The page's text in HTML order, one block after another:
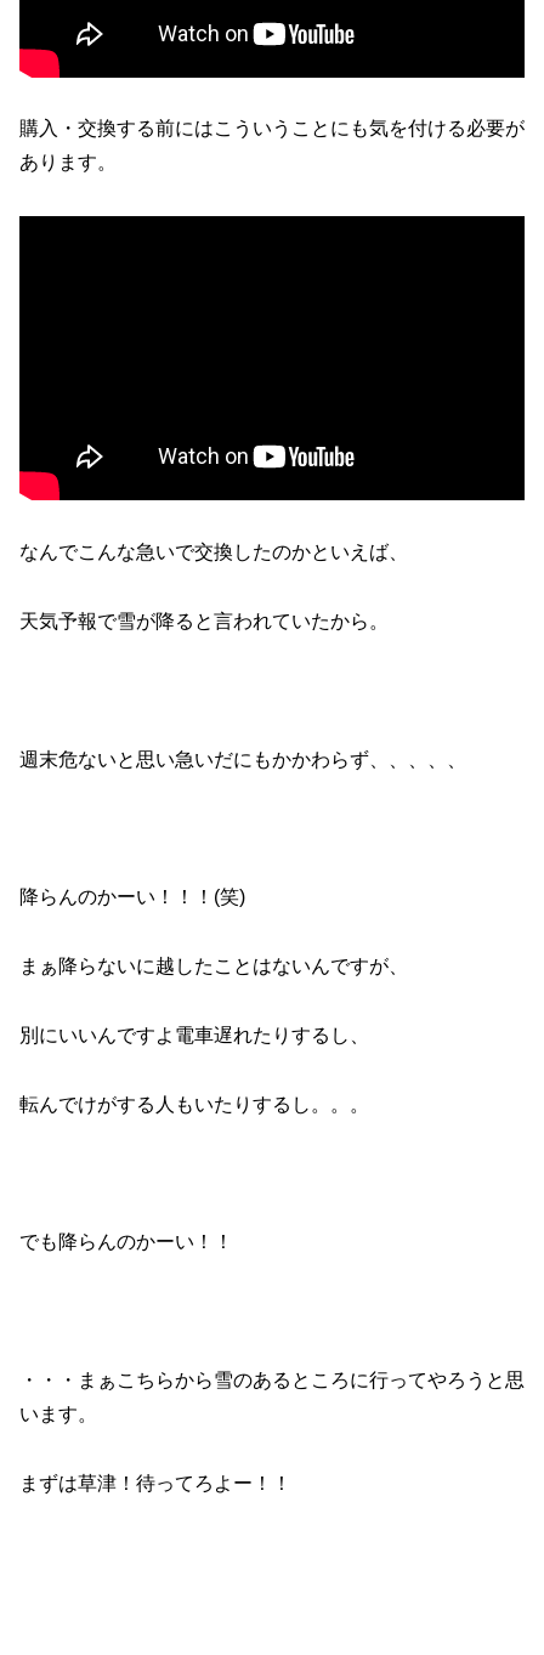
購入・交換する前にはこういうことにも気を付ける必要が
あります。
なんでこんな急いで交換したのかといえば、
天気予報で雪が降ると言われていたから。
週末危ないと思い急いだにもかかわらず、、、、、
降らんのかーい！！！(笑)
まぁ降らないに越したことはないんですが、
別にいいんですよ電車遅れたりするし、
転んでけがする人もいたりするし。。。
でも降らんのかーい！！
・・・まぁこちらから雪のあるところに行ってやろうと思
います。
まずは草津！待ってろよー！！